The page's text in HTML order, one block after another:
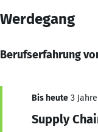
Werdegang
Berufserfahrung
Bis heute 3
Supply